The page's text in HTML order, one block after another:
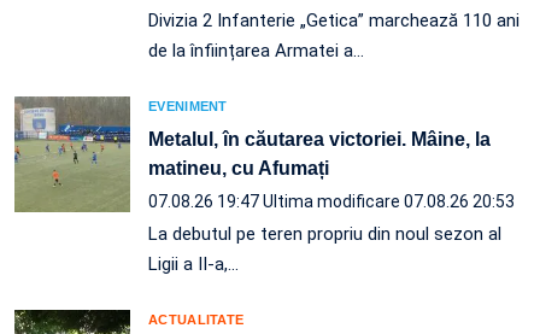
Divizia 2 Infanterie „Getica” marchează 110 ani
de la înființarea Armatei a…
EVENIMENT
Metalul, în căutarea victoriei. Mâine, la
matineu, cu Afumați
07.08.26 19:47Ultima modificare 07.08.26 20:53
La debutul pe teren propriu din noul sezon al
Ligii a II-a,…
ACTUALITATE